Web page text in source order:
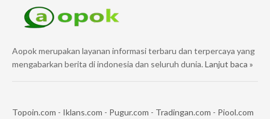
Aopok merupakan layanan informasi terbaru dan terpercaya yang
mengabarkan berita di indonesia dan seluruh dunia. Lanjut baca »
Topoin.com - Iklans.com - Pugur.com - Tradingan.com - Piool.com